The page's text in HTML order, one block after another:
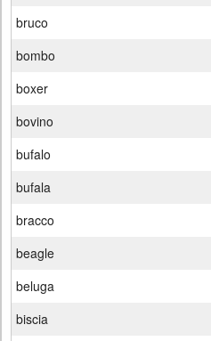
bruco
bombo
boxer
bovino
bufalo
bufala
bracco
beagle
beluga
biscia